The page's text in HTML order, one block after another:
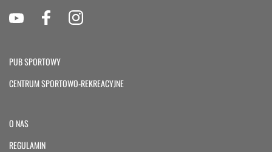
PUB SPORTOWY
CENTRUM SPORTOWO-REKREACYJNE
O NAS
REGULAMIN